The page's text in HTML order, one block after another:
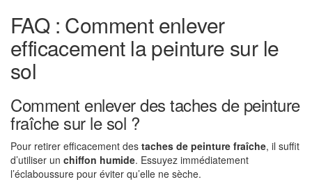
FAQ : Comment enlever
efficacement la peinture sur le
sol
Comment enlever des taches de peinture
fraîche sur le sol ?
Pour retirer efficacement des taches de peinture fraîche, il suffit
d’utiliser un chiffon humide. Essuyez immédiatement
l’éclaboussure pour éviter qu’elle ne sèche.